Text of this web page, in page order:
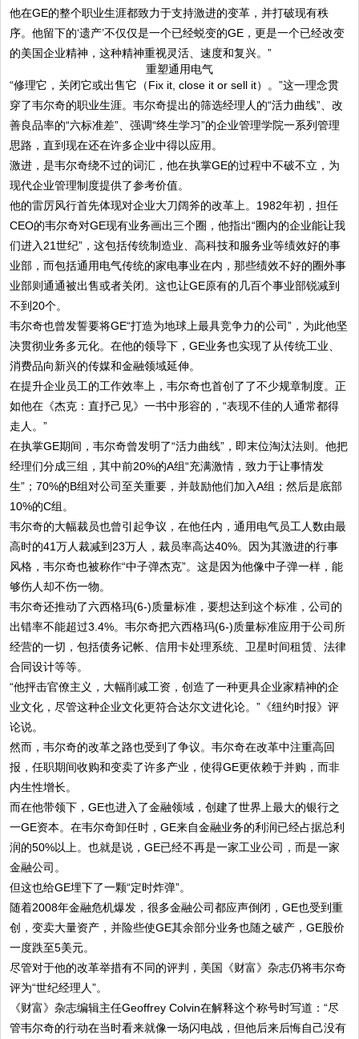
他在GE的整个职业生涯都致力于支持激进的变革，并打破现有秩
序。他留下的‘遗产’不仅仅是一个已经蜕变的GE，更是一个已经改变
的美国企业精神，这种精神重视灵活、速度和复兴。”
重塑通用电气
“修理它，关闭它或出售它（Fix it, close it or sell it）。”这一理念贯
穿了韦尔奇的职业生涯。韦尔奇提出的筛选经理人的“活力曲线”、改
善良品率的“六标准差”、强调“终生学习”的企业管理学院一系列管理
思路，直到现在还在许多企业中得以应用。
激进，是韦尔奇绕不过的词汇，他在执掌GE的过程中不破不立，为
现代企业管理制度提供了参考价值。
他的雷厉风行首先体现对企业大刀阔斧的改革上。1982年初，担任
CEO的韦尔奇对GE现有业务画出三个圈，他指出“圈内的企业能让我
们进入21世纪”，这包括传统制造业、高科技和服务业等绩效好的事
业部，而包括通用电气传统的家电事业在内，那些绩效不好的圈外事
业部则通通被出售或者关闭。这也让GE原有的几百个事业部锐减到
不到20个。
韦尔奇也曾发誓要将GE“打造为地球上最具竞争力的公司”，为此他坚
决贯彻业务多元化。在他的领导下，GE业务也实现了从传统工业、
消费品向新兴的传媒和金融领域延伸。
在提升企业员工的工作效率上，韦尔奇也首创了了不少规章制度。正
如他在《杰克：直抒己见》一书中形容的，“表现不佳的人通常都得
走人。”
在执掌GE期间，韦尔奇曾发明了“活力曲线”，即末位淘汰法则。他把
经理们分成三组，其中前20%的A组“充满激情，致力于让事情发
生”；70%的B组对公司至关重要，并鼓励他们加入A组；然后是底部
10%的C组。
韦尔奇的大幅裁员也曾引起争议，在他任内，通用电气员工人数由最
高时的41万人裁减到23万人，裁员率高达40%。因为其激进的行事
风格，韦尔奇也被称作“中子弹杰克”。这是因为他像中子弹一样，能
够伤人却不伤一物。
韦尔奇还推动了六西格玛(6-)质量标准，要想达到这个标准，公司的
出错率不能超过3.4%。韦尔奇把六西格玛(6-)质量标准应用于公司所
经营的一切，包括债务记帐、信用卡处理系统、卫星时间租赁、法律
合同设计等等。
“他抨击官僚主义，大幅削减工资，创造了一种更具企业家精神的企
业文化，尽管这种企业文化更符合达尔文进化论。”《纽约时报》评
论说。
然而，韦尔奇的改革之路也受到了争议。韦尔奇在改革中注重高回
报，任职期间收购和变卖了许多产业，使得GE更依赖于并购，而非
内生性增长。
而在他带领下，GE也进入了金融领域，创建了世界上最大的银行之
一GE资本。在韦尔奇卸任时，GE来自金融业务的利润已经占据总利
润的50%以上。也就是说，GE已经不再是一家工业公司，而是一家
金融公司。
但这也给GE埋下了一颗“定时炸弹”。
随着2008年金融危机爆发，很多金融公司都应声倒闭，GE也受到重
创，变卖大量资产，并险些使GE其余部分业务也随之破产，GE股价
一度跌至5美元。
尽管对于他的改革举措有不同的评判，美国《财富》杂志仍将韦尔奇
评为“世纪经理人”。
《财富》杂志编辑主任Geoffrey Colvin在解释这个称号时写道：“尽
管韦尔奇的行动在当时看来就像一场闪电战，但他后来后悔自己没有